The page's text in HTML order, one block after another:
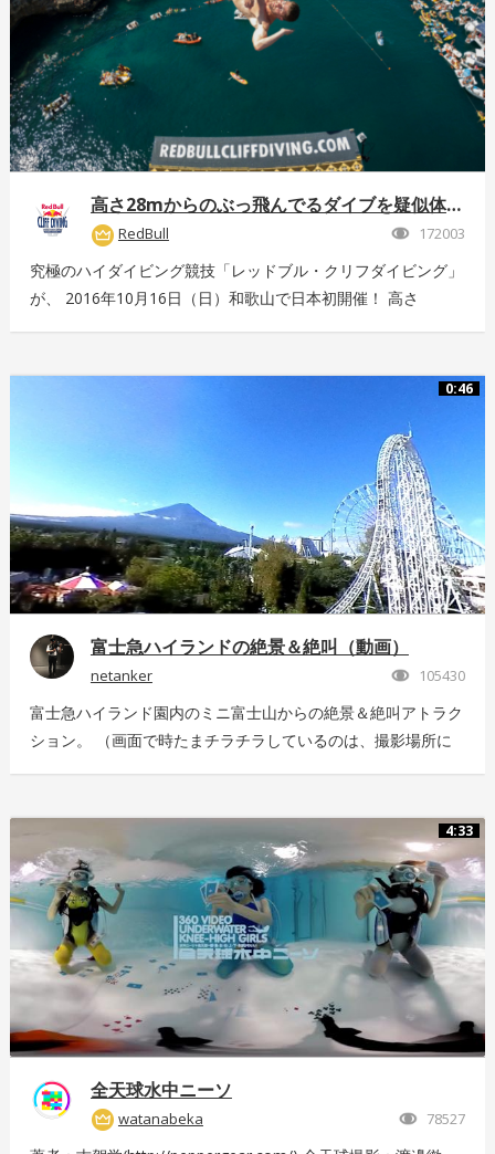
高さ28mからのぶっ飛んでるダイブを疑似体験！
RedBull 172003
究極のハイダイビング競技「レッドブル・クリフダイビング」
が、 2016年10月16日（日）和歌山で日本初開催！ 高さ
こちら：http://www.redbull.com/cliff-diving
0:46
富士急ハイランドの絶景＆絶叫（動画）
netanker 105430
富士急ハイランド園内のミニ富士山からの絶景＆絶叫アトラク
ション。 （画面で時たまチラチラしているのは、撮影場所に
4125-4c14-9883-5751e4eaac33 後日外周を回っている「ドド
ンパ」が「ド・ドドンパ」に変わりました。リニューアル後に
再撮影した映像はこちら
https://store.hacosco.com/movies/4fcb52df-b1c8-41ba-
9e69-c14eef62ea6b
4:33
全天球水中ニーソ
watanabeka 78527